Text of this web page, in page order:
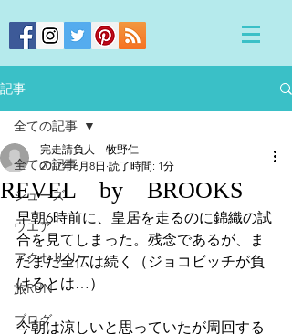
記事
全ての記事
シューズ
ウエア
アクセサリー
旅RUN
ブログ
全ての記事
REVEL by BROOKS
完走請負人 牧野仁
2017年6月8日 読了時間: 1分
早朝6時前に、皇居を走るのに錦織の試
合を見てしまった。残念であるが、ま
だまだ全仏は続く（ジョコビッチが負
けるとは…）
今朝は涼しいと思っていたが周回する